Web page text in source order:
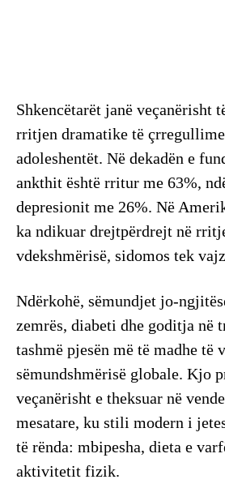
Shkencëtarët janë veçanërisht
rritjen dramatike të
adoleshentët. Në dekadën e
ankthit është rritur me 63%,
depresionit me 26%. Në
ka ndikuar drejtpërdrejt në
vdekshmërisë, sidomos tek
Ndërkohë, sëmundjet jo-
zemrës, diabeti dhe goditja në
tashmë pjesën më të madhe të
sëmundshmërisë globale. Kjo
veçanërisht e theksuar në
mesatare, ku stili modern i
të rënda: mbipesha, dieta e
aktivitetit fizik.